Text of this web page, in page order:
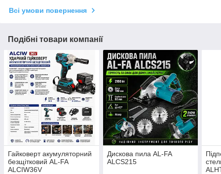
Всі умови повернення
Подібні товари компанії
Гайковерт акумуляторний
безщітковий AL-FA
ALCIW36V
Дискова пила AL-FA
ALCS215